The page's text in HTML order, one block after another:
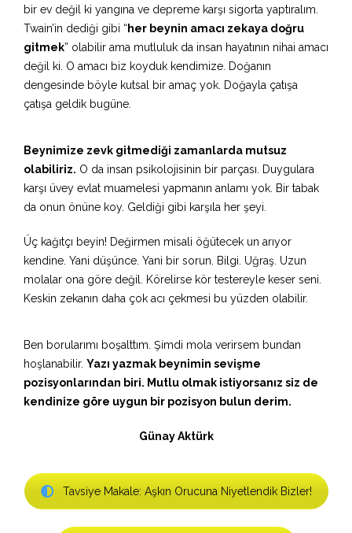
bir ev değil ki yangına ve depreme karşı sigorta yaptıralım.
Twain’in dediği gibi “ her beynin amacı zekaya doğru
gitmek” olabilir ama mutluluk da insan hayatının nihai amacı
değil ki. O amacı biz koyduk kendimize. Doğanın
dengesinde böyle kutsal bir amaç yok. Doğayla çatışa
çatışa geldik bugüne.
Beynimize zevk gitmediği zamanlarda mutsuz
olabiliriz. O da insan psikolojisinin bir parçası. Duygulara
karşı üvey evlat muamelesi yapmanın anlamı yok. Bir tabak
da onun önüne koy. Geldiği gibi karşıla her şeyi.
Üç kağıtçı beyin! Değirmen misali öğütecek un arıyor
kendine. Yani düşünce. Yani bir sorun. Bilgi. Uğraş. Uzun
molalar ona göre değil. Körelirse kör testereyle keser seni.
Keskin zekanın daha çok acı çekmesi bu yüzden olabilir.
Ben borularımı boşalttım. Şimdi mola verirsem bundan
hoşlanabilir. Yazı yazmak beynimin sevişme
pozisyonlarından biri. Mutlu olmak istiyorsanız siz de
kendinize göre uygun bir pozisyon bulun derim.
Günay Aktürk
Tavsiye Makale: Aşkın Orucuna Niyetlendik Bizler!